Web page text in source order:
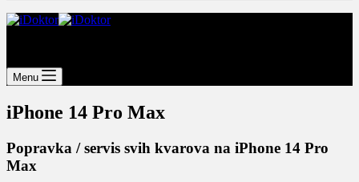
Menu
iPhone 14 Pro Max
Popravka / servis svih kvarova na iPhone 14 Pro
Max